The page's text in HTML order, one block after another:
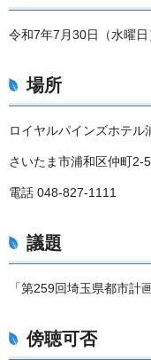
令和7年7月30日（水曜
場所
ロイヤルパインズホテル
さいたま市浦和区仲町2-
電話 048-827-1111
議題
「第259回埼玉県都市計
傍聴可否